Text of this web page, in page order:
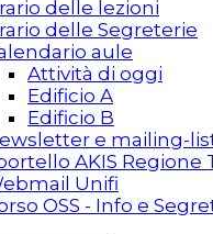
delle lezioni
delle Segreterie
aule
Attività di oggi
Edificio A
Edificio B
e mailing-
AKIS Regione
Unifi
OSS - Info e